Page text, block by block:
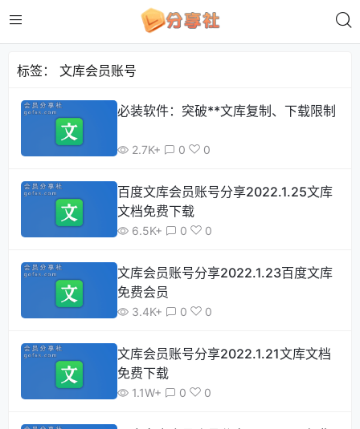
标签： 文库会员账号
必装软件：突破**文库复制、下载限制
2.7K+ 0 0
百度文库会员账号分享2022.1.25文库
文档免费下载
6.5K+ 0 0
文库会员账号分享2022.1.23百度文库
免费会员
3.4K+ 0 0
文库会员账号分享2022.1.21文库文档
免费下载
1.1W+ 0 0